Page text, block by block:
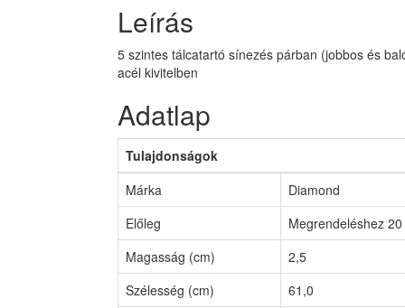
Leírás
5 szintes tálcatartó sínezés párban (jobbos és
acél kivitelben
Adatlap
Tulajdonságok
Márka
Diamond
Előleg
Megrendeléshez
Magasság (cm)
2,5
Szélesség (cm)
61,0